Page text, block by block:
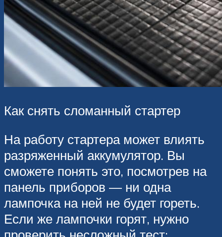
Как снять сломанный стартер
На работу стартера может влиять
разряженный аккумулятор. Вы
сможете понять это, посмотрев на
панель приборов — ни одна
лампочка на ней не будет гореть.
Если же лампочки горят, нужно